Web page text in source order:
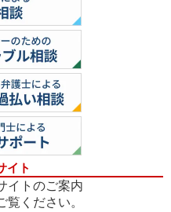
イト
イトのご案内
覧ください。